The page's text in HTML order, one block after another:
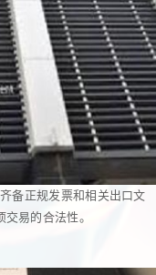
备正规发票和相关出口文
易的合法性。